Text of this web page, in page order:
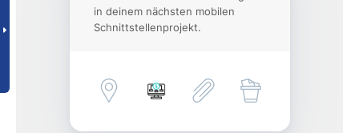
in deinem nächsten mobilen
Schnittstellenprojekt.